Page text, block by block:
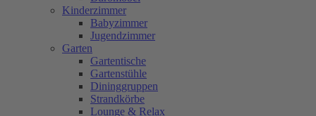
Kinderzimmer
Babyzimmer
Jugendzimmer
Garten
Gartentische
Gartenstühle
Dininggruppen
Strandkörbe
Lounge & Relax